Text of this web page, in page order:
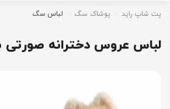
پت شاپ راید پوشاک سگ لباس سگ
لباس عروس دخترانه صورتی